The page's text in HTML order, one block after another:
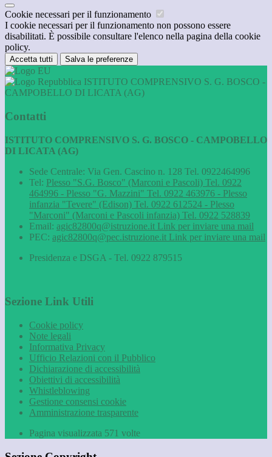
Cookie necessari per il funzionamento
I cookie necessari per il funzionamento non possono essere
disabilitati. È possibile consultare l'elenco nella pagina della cookie
policy.
Accetta tutti Salva le preferenze
ISTITUTO COMPRENSIVO S. G. BOSCO -
CAMPOBELLO DI LICATA (AG)
Contatti
ISTITUTO COMPRENSIVO S. G. BOSCO - CAMPOBELLO
DI LICATA (AG)
Sede Centrale: Via Gen. Cascino n. 128 Tel. 0922464996
Tel: Plesso "S.G. Bosco" (Marconi e Pascoli) Tel. 0922
464996 - Plesso "G. Mazzini" Tel. 0922 463976 - Plesso
infanzia "Tevere" (Edison) Tel. 0922 612524 - Plesso
"Marconi" (Marconi e Pascoli infanzia) Tel. 0922 528839
Email: agic82800q@istruzione.it Link per inviare una mail
PEC: agic82800q@pec.istruzione.it Link per inviare una mail
Presidenza e DSGA - Tel. 0922 879515
Sezione Link Utili
Cookie policy
Note legali
Informativa Privacy
Ufficio Relazioni con il Pubblico
Dichiarazione di accessibilità
Obiettivi di accessibilità
Whistleblowing
Gestione consensi cookie
Amministrazione trasparente
Pagina visualizzata 571 volte